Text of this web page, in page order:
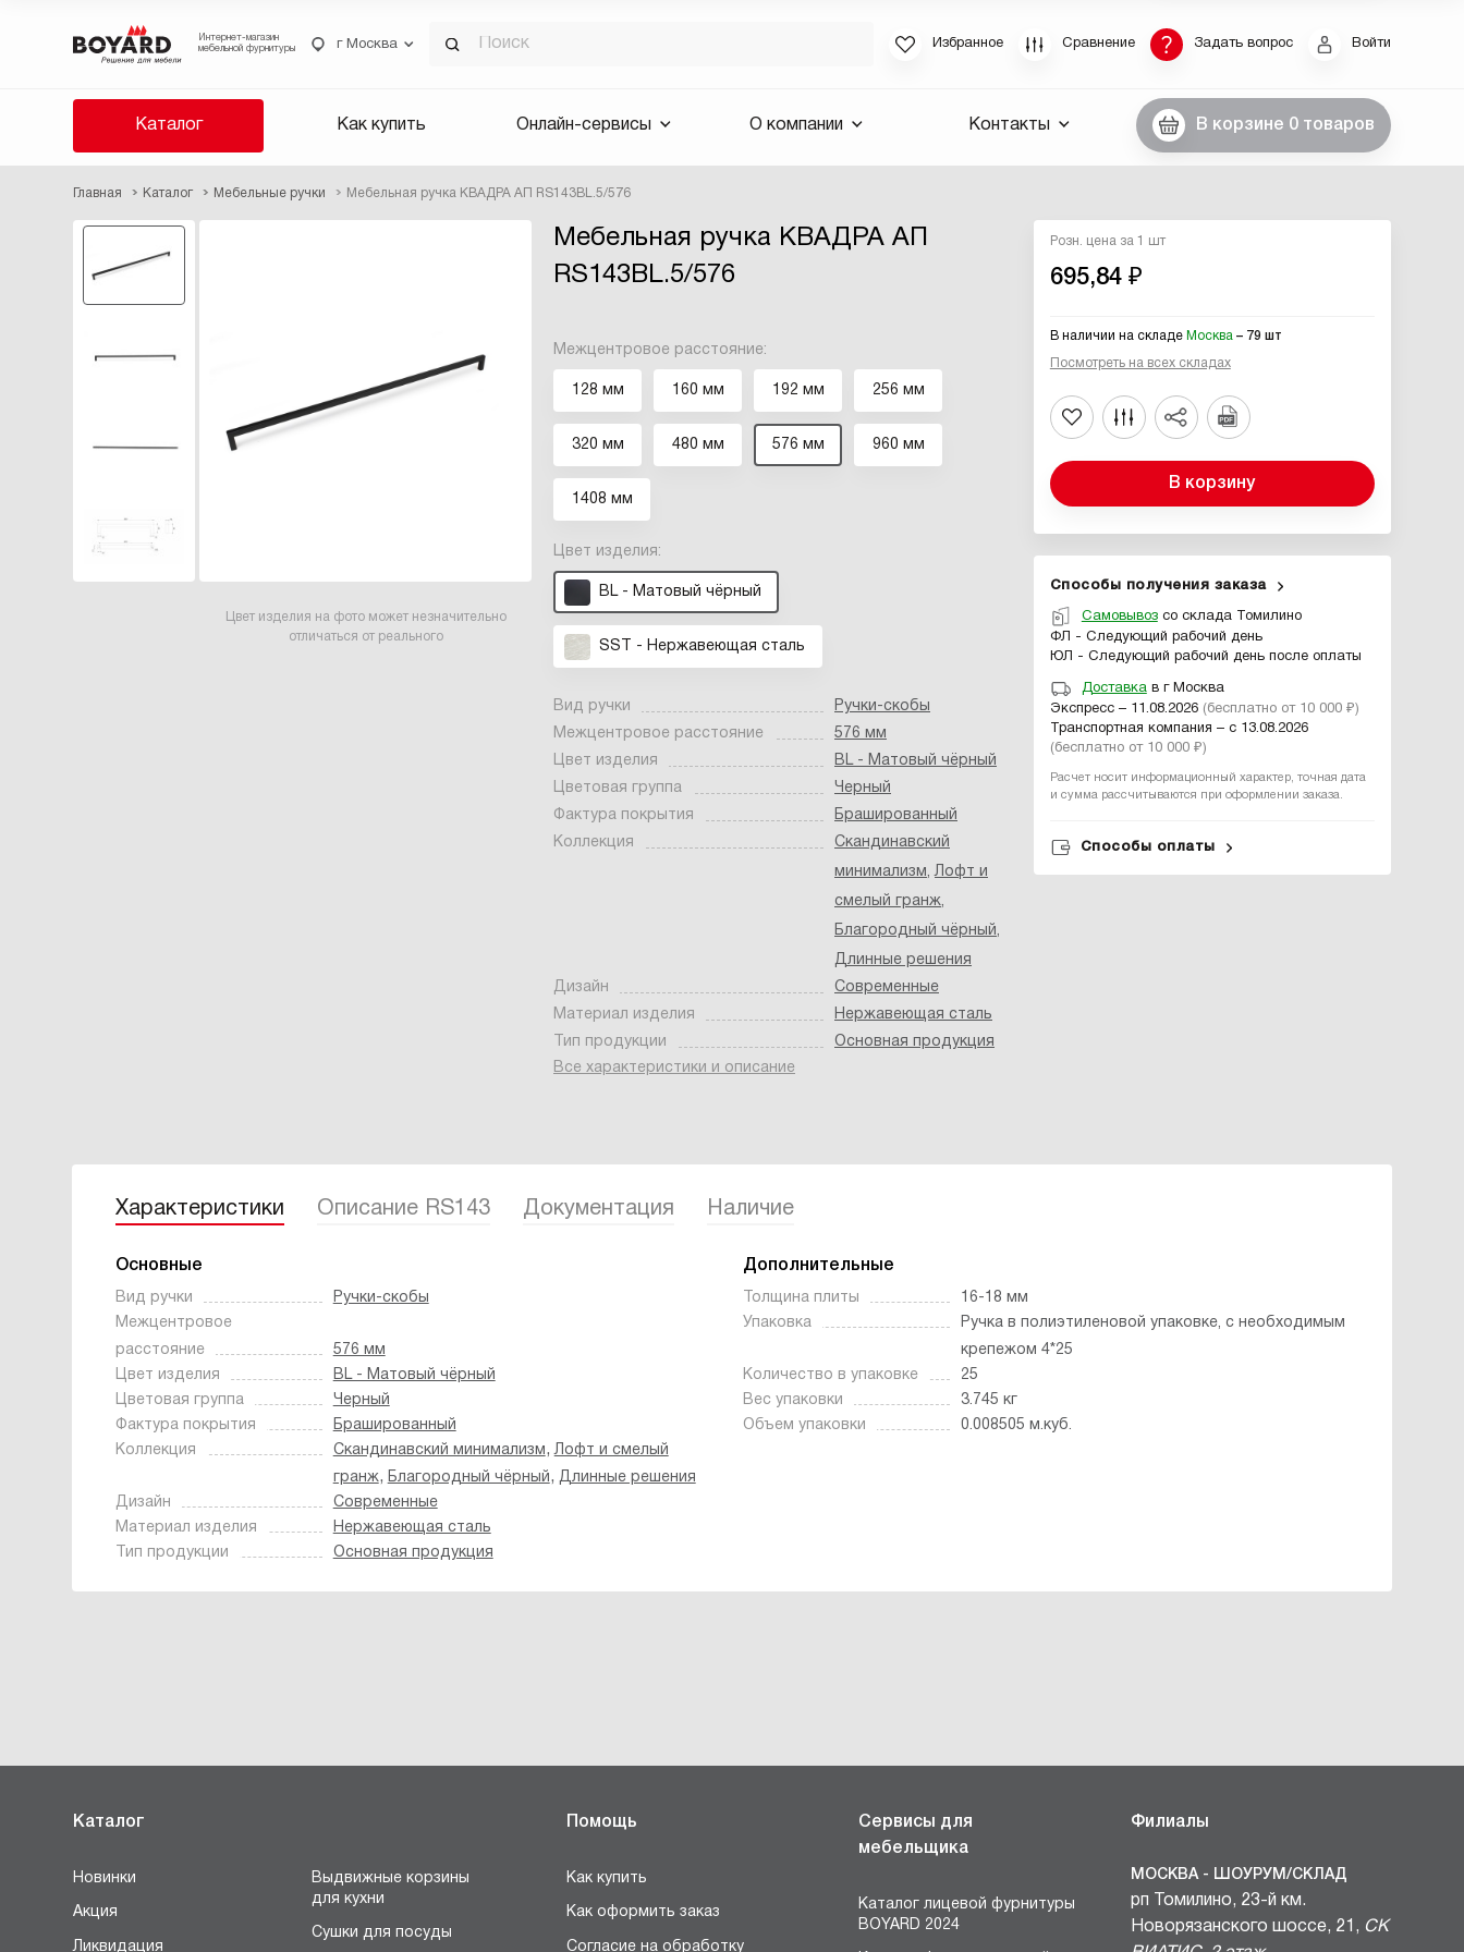
Интернет-магазин
мебельной фурнитуры
г Москва Избранное Сравнение Задать вопрос Войти
Каталог Как купить Онлайн-сервисы О компании Контакты В корзине 0 товаров
Главная Каталог Мебельные ручки Мебельная ручка КВАДРА АП RS143BL.5/576
Мебельная ручка КВАДРА АП
RS143BL.5/576
Цвет изделия на фото может незначительно
отличаться от реального
Межцентровое расстояние:
128 мм 160 мм 192 мм 256 мм
320 мм 480 мм 576 мм 960 мм
1408 мм
Цвет изделия:
BL - Матовый чёрный
SST - Нержавеющая сталь
Вид ручки
Ручки-скобы
Межцентровое расстояние
576 мм
Цвет изделия
BL - Матовый чёрный
Цветовая группа
Черный
Фактура покрытия
Брашированный
Коллекция
Скандинавский
минимализм,Лофт и
смелый гранж,
Благородный чёрный,
Длинные решения
Дизайн
Современные
Материал изделия
Нержавеющая сталь
Тип продукции
Основная продукция
Все характеристики и описание
Розн. цена за 1 шт
695,84 ₽
В наличии на складе Москва – 79 шт
Посмотреть на всех складах
В корзину
Способы получения заказа
Самовывозсо склада Томилино
ФЛ - Следующий рабочий день
ЮЛ - Следующий рабочий день после оплаты
Доставкав г Москва
Экспресс – 11.08.2026 (бесплатно от 10 000 ₽)
Транспортная компания – с 13.08.2026
(бесплатно от 10 000 ₽)
Расчет носит информационный характер, точная дата
и сумма рассчитываются при оформлении заказа.
Способы оплаты
Характеристики Описание RS143 Документация Наличие
Основные
Вид ручки
Ручки-скобы
Межцентровое
расстояние
576 мм
Цвет изделия
BL - Матовый чёрный
Цветовая группа
Черный
Фактура покрытия
Брашированный
Коллекция
Скандинавский минимализм,Лофт и смелый
гранж, Благородный чёрный, Длинные решения
Дизайн
Современные
Материал изделия
Нержавеющая сталь
Тип продукции
Основная продукция
Дополнительные
Толщина плиты
16-18 мм
Упаковка
Ручка в полиэтиленовой упаковке, с необходимым
крепежом 4*25
Количество в упаковке
25
Вес упаковки
3.745 кг
Объем упаковки
0.008505 м.куб.
Каталог
Новинки
Акция
Ликвидация
Выдвижные корзины
для кухни
Сушки для посуды
Помощь
Как купить
Как оформить заказ
Согласие на обработку
Сервисы для
мебельщика
Каталог лицевой фурнитуры
BOYARD 2024
Филиалы
МОСКВА - ШОУРУМ/СКЛАД
рп Томилино, 23-й км.
Новорязанского шоссе, 21, СК
Восстановление пароля
Если вы забыли пароль, введите E-Mail. Контрольная строка
для смены пароля, а также ваши регистрационные данные,
будут высланы вам по E-Mail.
Выслать ссылку для восстановления